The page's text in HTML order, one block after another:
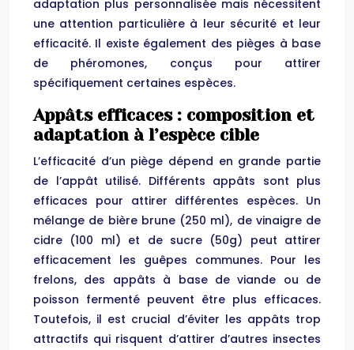
adaptation plus personnalisée mais nécessitent
une attention particulière à leur sécurité et leur
efficacité. Il existe également des pièges à base
de phéromones, conçus pour attirer
spécifiquement certaines espèces.
Appâts efficaces : composition et
adaptation à l’espèce cible
L’efficacité d’un piège dépend en grande partie
de l’appât utilisé. Différents appâts sont plus
efficaces pour attirer différentes espèces. Un
mélange de bière brune (250 ml), de vinaigre de
cidre (100 ml) et de sucre (50g) peut attirer
efficacement les guêpes communes. Pour les
frelons, des appâts à base de viande ou de
poisson fermenté peuvent être plus efficaces.
Toutefois, il est crucial d’éviter les appâts trop
attractifs qui risquent d’attirer d’autres insectes